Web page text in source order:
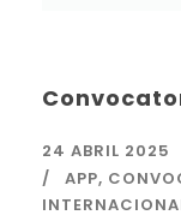
24 ABRIL 2025
APP,